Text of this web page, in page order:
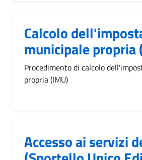
Calcolo
municipale propria
Procedimento di calcolo
propria (IMU)
Accesso ai servizi